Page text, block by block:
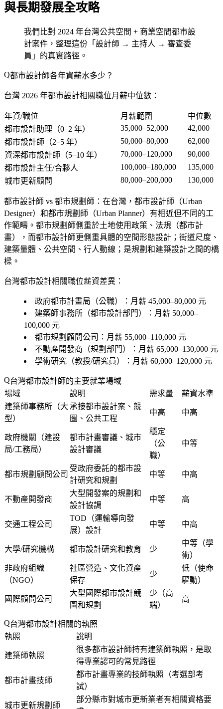
與長期發展全攻略
我們比對 2024 年台灣公共空間 + 商業空間都市設
計案件，整理這份「設計師 → 主持人 → 審查委
員」的真實路徑。
都市設計師各年資薪水多少？
台灣 2026 年都市設計相關職位月薪中位數：
年資/職位 月薪範圍
中位數
都市設計助理（0–2 年）
35,000–52,000
42,000
都市設計師（2–5 年）
50,000–80,000
62,000
資深都市設計師（5–10 年）
70,000–120,000
90,000
都市設計主任/合夥人
100,000–180,000
135,000
城市更新顧問
80,000–200,000 130,000
都市設計師 vs 都市規劃師 ：在台灣，都市設計師（Urban
Designer）和都市規劃師（Urban Planner）有相近但不同的工
作範疇。都市規劃師側重於土地使用政策、法規（都市計
畫），而都市設計師更側重具體的空間形態設計 ；街道尺度、
建築量體、公共空間、行人動線；是規劃和建築設計之間的橋
樑。
台灣都市設計相關職位薪資差異：
政府都市計畫局（公職）：月薪 45,000–80,000 元
建築師事務所（都市設計部門）：月薪 50,000–
100,000 元
都市規劃顧問公司：月薪 55,000–110,000 元
不動產開發商（規劃部門）：月薪 65,000–130,000 元
學術研究（教授/研究員）：月薪 60,000–120,000 元
台灣都市設計師的主要就業場域
場域
說明 需求量
薪資水準
建築師事務所（大
型）
承接都市設計案、競
圖、公共工程
中高 中高
政府機關（建設
局/工務局）
都市計畫審議、城市
設計審議
穩定
（公
職）
中等
都市規劃顧問公司
受政府委託的都市設
計研究和規劃
中等 中高
不動產開發商
大型開發案的規劃和
設計協調
中等 高
交通工程公司
TOD（運輸導向發
展）設計
中等 中高
大學/研究機構 都市設計研究和教育 少
中等（學
術）
非政府組織
（NGO）
社區營造、文化資產
保存
少
低（使命
驅動）
國際顧問公司
大型國際都市設計競
圖和規劃
少（高
端）
高
台灣都市設計相關的執照
執照
說明
建築師執照
很多都市設計師持有建築師執照，是取
得專業認可的常見路徑
都市計畫技師
都市計畫專業的技師執照（考選部考
試）
城市更新規劃師
部分縣市對城市更新業者有相關資格要